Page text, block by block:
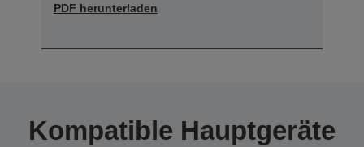
PDF herunterladen
Kompatible Hauptgeräte